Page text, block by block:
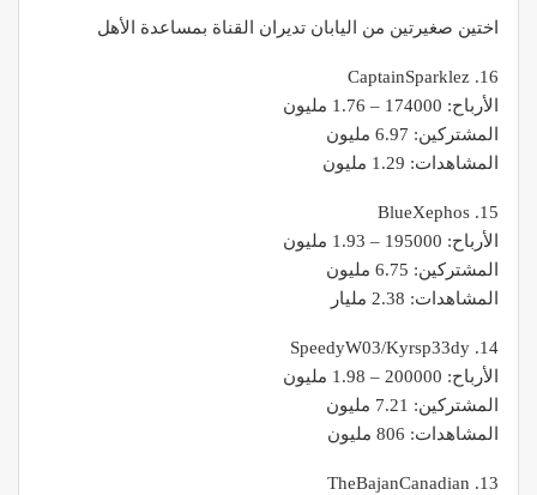
اختين صغيرتين من اليابان تديران القناة بمساعدة الأهل
16. CaptainSparklez
الأرباح: 174000 – 1.76 مليون
المشتركين: 6.97 مليون
المشاهدات: 1.29 مليون
15. BlueXephos
الأرباح: 195000 – 1.93 مليون
المشتركين: 6.75 مليون
المشاهدات: 2.38 مليار
14. SpeedyW03/Kyrsp33dy
الأرباح: 200000 – 1.98 مليون
المشتركين: 7.21 مليون
المشاهدات: 806 مليون
13. TheBajanCanadian